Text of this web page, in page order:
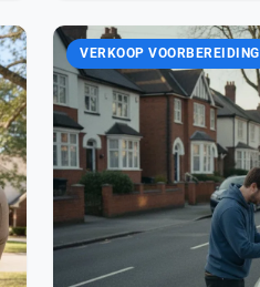
VERKOOP VOORBEREIDING